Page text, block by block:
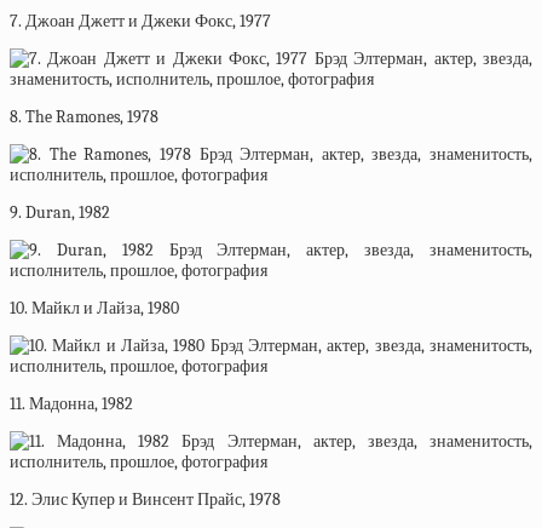
7. Джоан Джетт и Джеки Фокс, 1977
8. The Ramones, 1978
9. Duran, 1982
10. Майкл и Лайза, 1980
11. Мадонна, 1982
12. Элис Купер и Винсент Прайс, 1978